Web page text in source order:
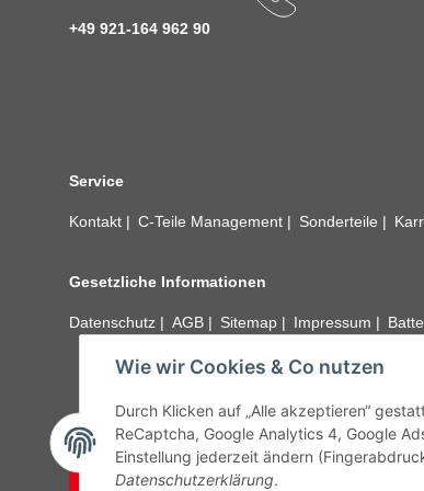
Wie wir Cookies & Co nutzen
Durch Klicken auf „Alle akzeptieren“
ReCaptcha, Google Analytics 4, Google
Einstellung jederzeit ändern
Datenschutzerklärung.
+49 921-164 962 90
Service
Kontakt C-Teile Management Sonderteile
Gesetzliche Informationen
Datenschutz AGB Sitemap Impressum
Vertrag widerrufen